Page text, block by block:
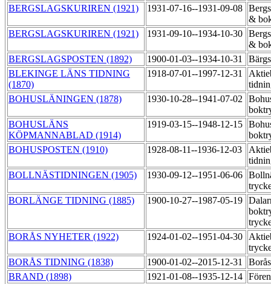
BERGSLAGSKURIREN (1921)
1931-07-16--1931-09-08
&
BERGSLAGSKURIREN (1921)
1931-09-10--1934-10-30
&
BERGSLAGSPOSTEN (1892)
1900-01-03--1934-10-31
BLEKINGE LÄNS TIDNING
(1870)
1918-07-01--1997-12-31
BOHUSLÄNINGEN (1878)
1930-10-28--1941-07-02
BOHUSLÄNS
KÖPMANNABLAD (1914)
1919-03-15--1948-12-15
BOHUSPOSTEN (1910)
1928-08-11--1936-12-03
BOLLNÄSTIDNINGEN (1905)
1930-09-12--1951-06-06
BORLÄNGE TIDNING (1885)
1900-10-27--1987-05-19
BORÅS NYHETER (1922)
1924-01-02--1951-04-30
BORÅS TIDNING (1838)
1900-01-02--2015-12-31
BRAND (1898)
1921-01-08--1935-12-14